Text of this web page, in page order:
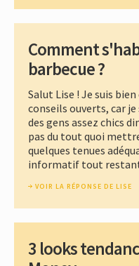
Comment
barbecue ?
Salut Lise ! Je suis
conseils ouverts, car
des gens assez chics
pas du tout quoi
quelques tenues
informatif tout
VOIR LA RÉPONSE DE LISE
3 looks